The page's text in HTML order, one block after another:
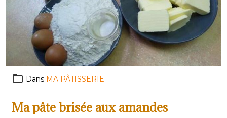
raffiné, où la tradition se mêle à
l'audace culinaire !
Dans MA PÂTISSERIE
Ma pâte brisée aux amandes